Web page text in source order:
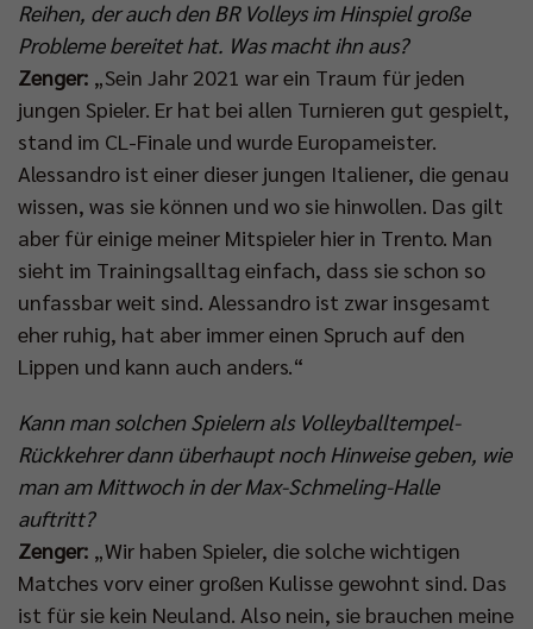
Reihen, der auch den BR Volleys im Hinspiel große
Probleme bereitet hat. Was macht ihn aus?
Zenger: „Sein Jahr 2021 war ein Traum für jeden
jungen Spieler. Er hat bei allen Turnieren gut gespielt,
stand im CL-Finale und wurde Europameister.
Alessandro ist einer dieser jungen Italiener, die genau
wissen, was sie können und wo sie hinwollen. Das gilt
aber für einige meiner Mitspieler hier in Trento. Man
sieht im Trainingsalltag einfach, dass sie schon so
unfassbar weit sind. Alessandro ist zwar insgesamt
eher ruhig, hat aber immer einen Spruch auf den
Lippen und kann auch anders.“
Kann man solchen Spielern als Volleyballtempel-
Rückkehrer dann überhaupt noch Hinweise geben, wie
man am Mittwoch in der Max-Schmeling-Halle
auftritt?
Zenger: „Wir haben Spieler, die solche wichtigen
Matches vorv einer großen Kulisse gewohnt sind. Das
ist für sie kein Neuland. Also nein, sie brauchen meine